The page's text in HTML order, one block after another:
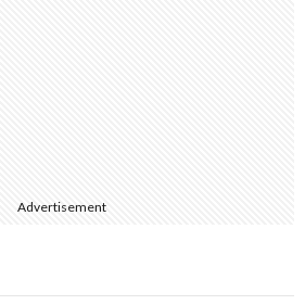
Advertisement